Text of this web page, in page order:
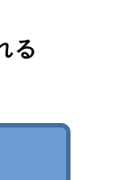
る